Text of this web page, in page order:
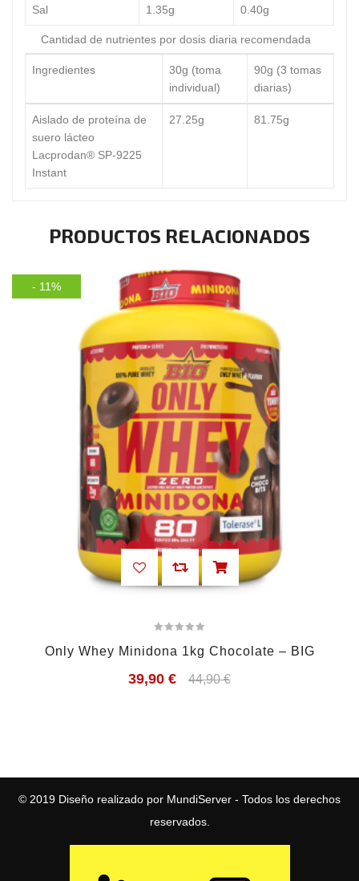
Sal 1.35g 0.40g
Cantidad de nutrientes por dosis diaria recomendada
Ingredientes
30g (toma
individual)
90g (3 tomas
diarias)
Aislado de proteína de
suero lácteo
Lacprodan® SP-9225
Instant
27.25g 81.75g
PRODUCTOS RELACIONADOS
- 11%
Only Whey Minidona 1kg Chocolate – BIG
39,90 € 44,90€
© 2019 Diseño realizado por MundiServer - Todos los derechos
reservados.